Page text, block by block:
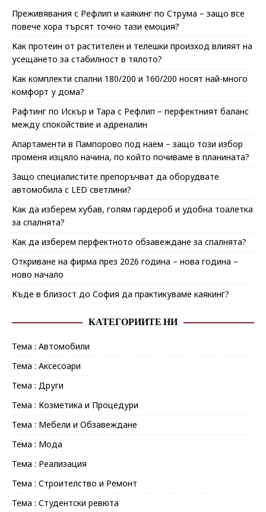
Преживявания с Рефлип и каякинг по Струма – защо все
повече хора търсят точно тази емоция?
Как протеин от растителен и телешки произход влияят на
усещането за стабилност в тялото?
Как комплекти спални 180/200 и 160/200 носят най-много
комфорт у дома?
Рафтинг по Искър и Тара с Рефлип – перфектният баланс
между спокойствие и адреналин
Апартаменти в Пампорово под наем – защо този избор
променя изцяло начина, по който почиваме в планината?
Защо специалистите препоръчват да оборудвате
автомобила с LED светлини?
Как да изберем хубав, голям гардероб и удобна тоалетка
за спалнята?
Как да изберем перфектното обзавеждане за спалнята?
Откриване на фирма през 2026 година – нова година –
ново начало
Къде в близост до София да практикуваме каякинг?
КАТЕГОРИИТЕ НИ
Тема : Автомобили
Тема : Аксесоари
Тема : Други
Тема : Козметика и Процедури
Тема : Мебели и Обзавеждане
Тема : Мода
Тема : Реализация
Тема : Строителство и Ремонт
Тема : Студентски ревюта